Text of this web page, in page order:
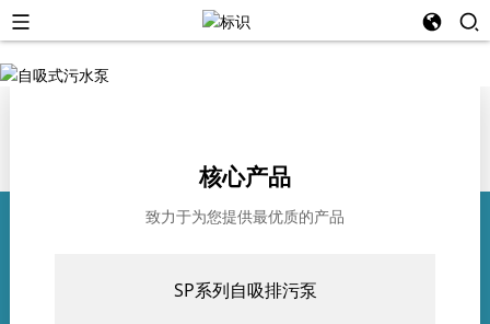
核心产品
致力于为您提供最优质的产品
SP系列自吸排污泵